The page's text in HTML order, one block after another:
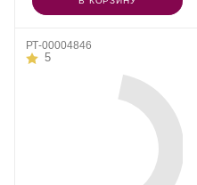
РТ-00004846
5